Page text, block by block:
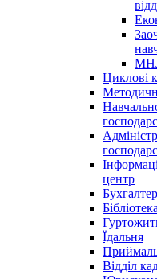
Циклові
центр
Бібліотека
Їдальня
Відділ